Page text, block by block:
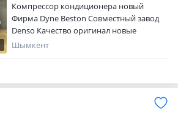
Компрессор кондиционера новый
Фирма Dyne Beston Совместный завод
Denso Качество оригинал новые
привозные из ОАЭ (Дубай) В наличий!
специализированных грамотных
Шымкент